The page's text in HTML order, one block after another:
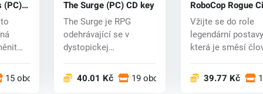
(PC)
15 obchodech
The Surge (PC) CD key
The Surge je RPG
odehrávající se v
dystopickej
Nadnárodní korp...
40.01 Kč 19 obchodech
RoboCop Rogue
(PC) key
Vžijte se do role
legendární
která je směsí
39.77 Kč